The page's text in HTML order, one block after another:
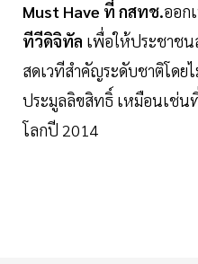
Must Have ที่ กสทช.ออก
ทีวีดิจิทัล เพื่อให้ประชาชน
สดเวทีสำคัญระดับชาติโดย
ประมูลลิขสิทธิ์ เหมือนเช่น
โลกปี 2014